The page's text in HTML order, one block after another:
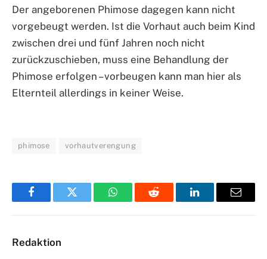
Der angeborenen Phimose dagegen kann nicht
vorgebeugt werden. Ist die Vorhaut auch beim Kind
zwischen drei und fünf Jahren noch nicht
zurückzuschieben, muss eine Behandlung der
Phimose erfolgen – vorbeugen kann man hier als
Elternteil allerdings in keiner Weise.
phimose vorhautverengung
FacebookTwitter WhatsAppReddit LinkedInEmail
Redaktion